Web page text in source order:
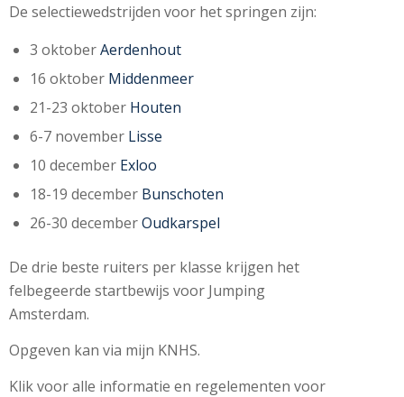
De selectiewedstrijden voor het springen zijn:
3 oktoberAerdenhout
16 oktober Middenmeer
21-23 oktober Houten
6-7 november Lisse
10 december Exloo
18-19 december Bunschoten
26-30 decemberOudkarspel
De drie beste ruiters per klasse krijgen het
felbegeerde startbewijs voor Jumping
Amsterdam.
Opgeven kan via mijn KNHS.
Klik voor alle informatie en regelementen voor